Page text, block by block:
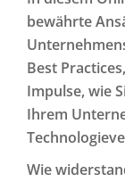
bewährte
Best
Impulse, wie
Ihrem
Wie